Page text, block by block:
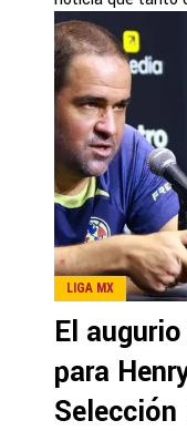
LIGA MX
El
para